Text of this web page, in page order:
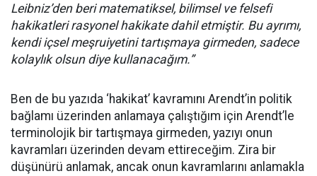
Leibniz’den beri matematiksel, bilimsel ve felsefi
hakikatleri rasyonel hakikate dahil etmiştir. Bu ayrımı,
kendi içsel meşruiyetini tartışmaya girmeden, sadece
kolaylık olsun diye kullanacağım.”
Ben de bu yazıda ‘hakikat’ kavramını Arendt’in politik
bağlamı üzerinden anlamaya çalıştığım için Arendt’le
terminolojik bir tartışmaya girmeden, yazıyı onun
kavramları üzerinden devam ettireceğim. Zira bir
düşünürü anlamak, ancak onun kavramlarını anlamakla